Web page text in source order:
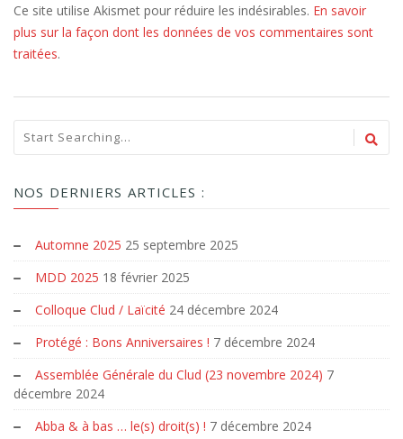
Ce site utilise Akismet pour réduire les indésirables. En savoir
plus sur la façon dont les données de vos commentaires sont
traitées.
NOS DERNIERS ARTICLES :
Automne 2025 25 septembre 2025
MDD 2025 18 février 2025
Colloque Clud / Laïcité 24 décembre 2024
Protégé : Bons Anniversaires ! 7 décembre 2024
Assemblée Générale du Clud (23 novembre 2024) 7
décembre 2024
Abba & à bas … le(s) droit(s) ! 7 décembre 2024